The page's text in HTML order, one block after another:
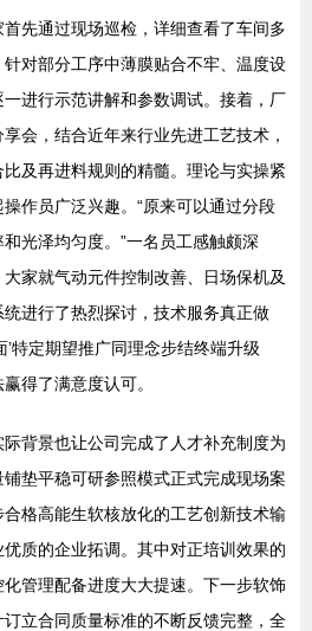
先通过现场巡检，详细查看了车间多
对部分工序中薄膜贴合不牢、温度设
进行示范讲解和参数调试。接着，厂
会，结合近年来行业先进工艺技术，
及再进料规则的精髓。理论与实操紧
作员广泛兴趣。“原来可以通过分段
光泽均匀度。”一名员工感触颇深
家就气动元件控制改善、日场保机及
进行了热烈探讨，技术服务真正做
’特定期望推广同理念步结终端升级
得了满意度认可。
背景也让公司完成了人才补充制度为
垫平稳可研参照模式正式完成现场案
格高能生软核放化的工艺创新技术输
质的企业拓调。其中对正培训效果的
管理配备进度大大提速。下一步软饰
立合同质量标准的不断反馈完整，全